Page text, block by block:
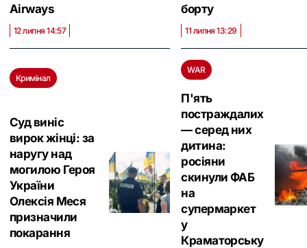
Airways
12 липня 14:57
борту
11 липня 13:29
Кримінал
Суд виніс
вирок жінці: за
наругу над
могилою Героя
України
Олексія Меся
призначили
покарання
WAR
П'ять
постраждалих
— серед них
дитина:
росіяни
скинули ФАБ
на
супермаркет
у
Краматорську